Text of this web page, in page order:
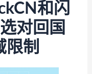
和闪
对回国
限制